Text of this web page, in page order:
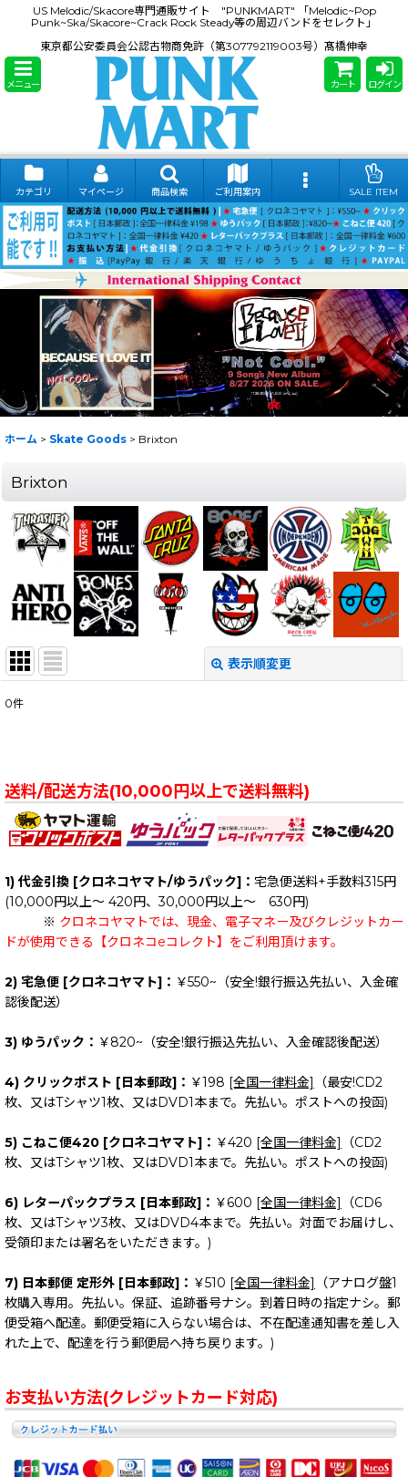
US Melodic/Skacore専門通販サイト "PUNKMART" 「Melodic~Pop
Punk~Ska/Skacore~Crack Rock Steady等の周辺バンドをセレクト」
東京都公安委員会公認古物商免許（第307792119003号）髙橋伸幸
メニュー カート ログイン
カテゴリ マイページ 商品検索 ご利用案内 SALE ITEM
ホーム > Skate Goods > Brixton
Brixton
表示順変更
並び順:
絞り込む
0件
送料/配送方法(10,000円以上で送料無料)
1) 代金引換 [クロネコヤマト/ゆうパック]： 宅急便送料+手数料315円
(10,000円以上～ 420円、30,000円以上～ 630円)
※ クロネコヤマトでは、現金、電子マネー及びクレジットカー
ドが使用できる【クロネコeコレクト】をご利用頂けます。
2) 宅急便 [クロネコヤマト]： ￥550~（安全!銀行振込先払い、入金確
認後配送）
3) ゆうパック： ￥820~（安全!銀行振込先払い、入金確認後配送）
4) クリックポスト [日本郵政]： ￥198 [全国一律料金]
（最安!CD2
枚、又はTシャツ1枚、又はDVD1本まで。先払い。ポストへの投函)
5) こねこ便420 [クロネコヤマト]： ￥420 [全国一律料金]
（CD2
枚、又はTシャツ1枚、又はDVD1本まで。先払い。ポストへの投函)
6) レターパックプラス [日本郵政]： ￥600 [全国一律料金]
（CD6
枚、又はTシャツ3枚、又はDVD4本まで。先払い。対面でお届けし、
受領印または署名をいただきます。)
7) 日本郵便 定形外 [日本郵政]： ￥510 [全国一律料金]
（アナログ盤1
枚購入専用。先払い。保証、追跡番号ナシ。到着日時の指定ナシ。郵
便受箱へ配達。郵便受箱に入らない場合は、不在配達通知書を差し入
れた上で、配達を行う郵便局へ持ち戻ります。)
お支払い方法(クレジットカード対応)